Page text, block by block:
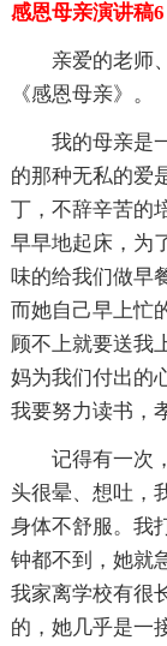
感恩母亲演讲稿6
亲爱的老师
《感恩母亲》。
我的母亲是
的那种无私的爱
丁，不辞辛苦的
早早地起床，为
味的给我们做早
而她自己早上忙
顾不上就要送我
妈为我们付出的
我要努力读书，
记得有一次
头很晕、想吐，
身体不舒服。我
钟都不到，她就
我家离学校有很
的，她几乎是一